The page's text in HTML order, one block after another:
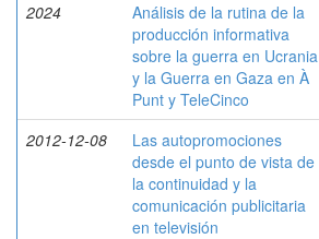
2024
Análisis de la rutina de la
producción informativa
sobre la guerra en Ucrania
y la Guerra en Gaza en À
Punt y TeleCinco
2012-12-08
Las autopromociones
desde el punto de vista de
la continuidad y la
comunicación publicitaria
en televisión